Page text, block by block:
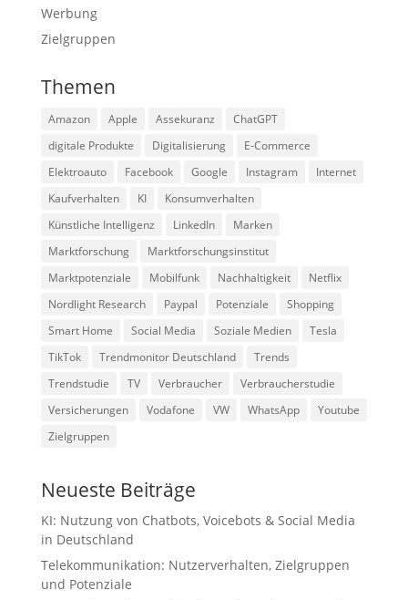
Werbung
Zielgruppen
Themen
Amazon Apple Assekuranz
ChatGPT
digitale Produkte
Digitalisierung
E-Commerce
Elektroauto
Facebook Google Instagram
Internet
Kaufverhalten
KI
Konsumverhalten
Künstliche Intelligenz
LinkedIn
Marken
Marktforschung
Marktforschungsinstitut
Marktpotenziale
Mobilfunk Nachhaltigkeit
Netflix
Nordlight Research
Paypal Potenziale
Shopping
Smart Home
Social Media Soziale Medien
Tesla
TikTok
Trendmonitor Deutschland
Trends
Trendstudie
TV Verbraucher
Verbraucherstudie
Versicherungen
Vodafone VW WhatsApp
Youtube
Zielgruppen
Neueste Beiträge
KI: Nutzung von Chatbots, Voicebots & Social Media
in Deutschland
Telekommunikation: Nutzerverhalten, Zielgruppen
und Potenziale